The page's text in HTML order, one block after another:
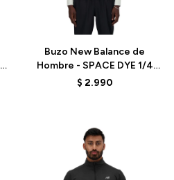
Buzo New Balance de
Hombre - SPACE DYE 1/4
ZIP - MT41915AG - GREY
$ 2.990